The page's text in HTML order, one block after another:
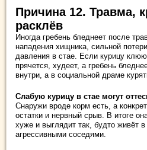
Причина 12. Травма,
расклёв
Иногда гребень бледнеет после
нападения хищника, сильной
давления в стае. Если курицу
прячется, худеет, а гребень
внутри, а в социальной драме
Слабую курицу в стае могут
Снаружи вроде корм есть, а
остатки и нервный срыв. В итоге
хуже и выглядит так, будто живёт
агрессивными соседями.